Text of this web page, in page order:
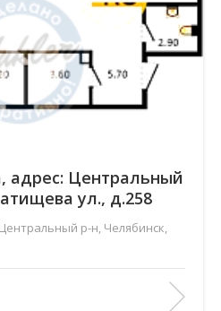
адрес: Центральный
ул., д.258
р-н, Челябинск,
Ньютон
2